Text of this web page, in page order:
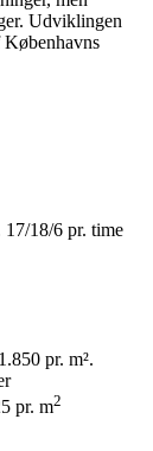
Udviklingen
18/6 pr. time
pr. m².
pr. m2